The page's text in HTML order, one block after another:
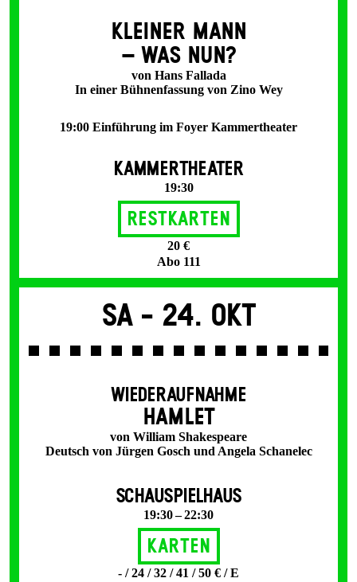
KLEINER MANN
– WAS NUN?
von Hans Fallada
In einer Bühnenfassung von Zino Wey
19:00 Einführung im Foyer Kammertheater
KAMMERTHEATER
19:30
Restkarten
20 €
Abo 111
Sa - 24. Okt
WIEDERAUFNAHME
HAMLET
von William Shakespeare
Deutsch von Jürgen Gosch und Angela Schanelec
SCHAUSPIELHAUS
19:30 – 22:30
Karten
- / 24 / 32 / 41 / 50 € / E